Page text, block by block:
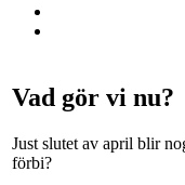
Vad gör vi nu?
Just slutet av april blir
förbi?